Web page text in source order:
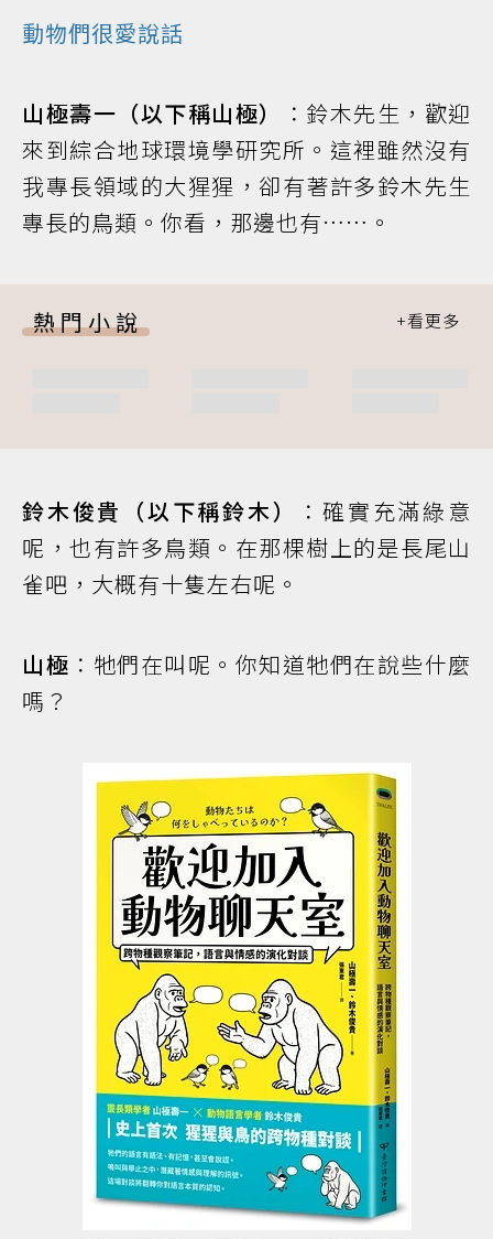
動物們很愛說話
山極壽一（以下稱山極）
：鈴木先生，歡迎
來到綜合地球環境學研究所。這裡雖然沒有
我專長領域的大猩猩，卻有著許多鈴木先生
專長的鳥類。你看，那邊也有……。
熱門小說
鈴木俊貴（以下稱鈴木）
：確實充滿綠意
呢，也有許多鳥類。在那棵樹上的是長尾山
雀吧，大概有十隻左右呢。
山極 ：牠們在叫呢。你知道牠們在說些什麼
嗎？